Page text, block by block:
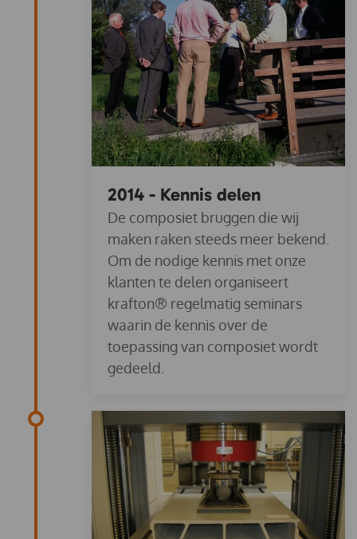
2014 - Kennis delen
De composiet bruggen die wij
maken raken steeds meer bekend.
Om de nodige kennis met onze
klanten te delen organiseert
krafton® regelmatig seminars
waarin de kennis over de
toepassing van composiet wordt
gedeeld.